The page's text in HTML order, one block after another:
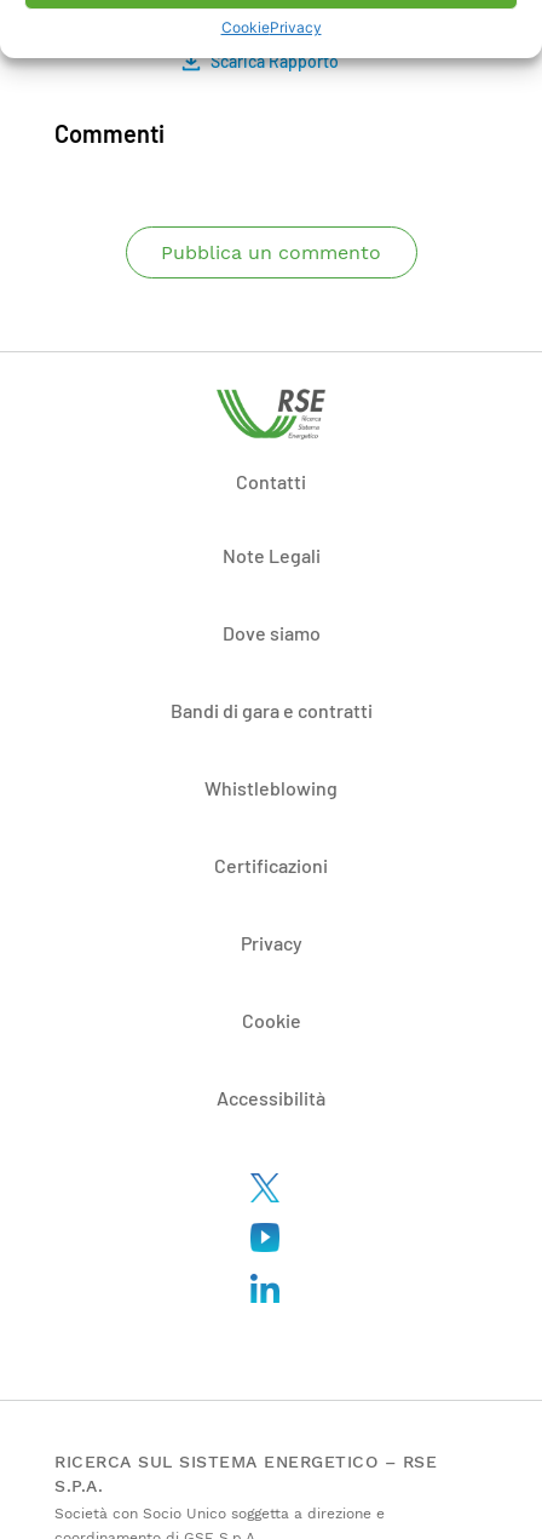
CookiePrivacy
Scarica Rapporto
Commenti
Pubblica un commento
Contatti
Note Legali
Dove siamo
Bandi di gara e contratti
Whistleblowing
Certificazioni
Privacy
Cookie
Accessibilità
RICERCA SUL SISTEMA ENERGETICO – RSE
S.P.A.
Società con Socio Unico soggetta a direzione e